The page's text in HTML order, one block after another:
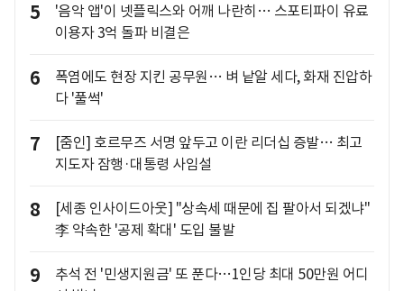
5
'음악 앱'이 넷플릭스와 어깨 나란히… 스포티파이 유료
이용자 3억 돌파 비결은
6
폭염에도 현장 지킨 공무원… 벼 낱알 세다, 화재 진압하
다 '풀썩'
7
[줌인] 호르무즈 서명 앞두고 이란 리더십 증발… 최고
지도자 잠행·대통령 사임설
8
[세종 인사이드아웃] "상속세 때문에 집 팔아서 되겠냐"
李 약속한 '공제 확대' 도입 불발
9
추석 전 '민생지원금' 또 푼다…1인당 최대 50만원 어디